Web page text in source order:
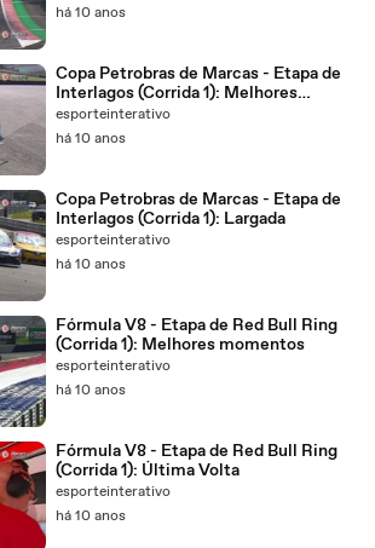
há 10 anos
Copa Petrobras de Marcas - Etapa de
Interlagos (Corrida 1): Melhores
momentos
esporteinterativo
há 10 anos
Copa Petrobras de Marcas - Etapa de
Interlagos (Corrida 1): Largada
esporteinterativo
há 10 anos
Fórmula V8 - Etapa de Red Bull Ring
(Corrida 1): Melhores momentos
esporteinterativo
há 10 anos
Fórmula V8 - Etapa de Red Bull Ring
(Corrida 1): Última Volta
esporteinterativo
há 10 anos